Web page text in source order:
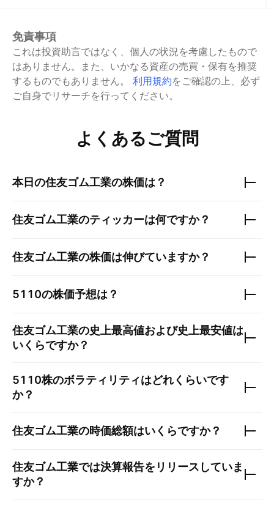
免責事項
これは投資助言ではなく、個人の状況を考慮したもので
はありません。また、いかなる資産の売買・保有を推奨
するものでもありません。
利用規約をご確認の上、必ず
ご自身でリサーチを行ってください。
よくあるご質問
本日の住友ゴム工業の株価は？
住友ゴム工業のティッカーは何ですか？
住友ゴム工業の株価は伸びていますか？
5110の株価予想は？
住友ゴム工業の史上最高値および史上最安値は
いくらですか？
5110株のボラティリティはどれくらいです
か？
住友ゴム工業の時価総額はいくらですか？
住友ゴム工業では決算報告をリリースしていま
すか？